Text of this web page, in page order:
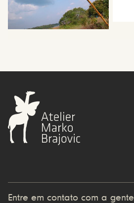
Entre em contato com a gente